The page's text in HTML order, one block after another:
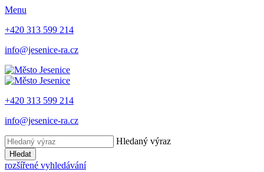
Menu
+420 313 599 214
info@jesenice-ra.cz
+420 313 599 214
info@jesenice-ra.cz
Hledaný výraz
Hledat
rozšířené vyhledávání